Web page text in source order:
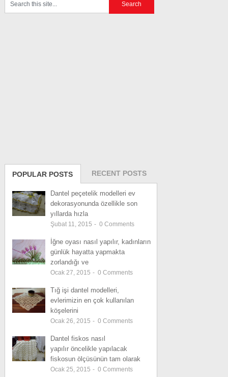
POPULAR POSTS RECENT POSTS
Dantel peçetelik modelleri ev
dekorasyonunda özellikle son
yıllarda hızla
Şubat 11, 2015 - 0 Comments
İğne oyası nasıl yapılır, kadınların
günlük hayatta yapmakta
zorlandığı ve
Ocak 27, 2015 - 0 Comments
Tığ işi dantel modelleri,
evlerimizin en çok kullanılan
köşelerini
Ocak 26, 2015 - 0 Comments
Dantel fiskos nasıl
yapılır öncelikle yapılacak
fiskosun ölçüsünün tam olarak
Ocak 25, 2015 - 0 Comments